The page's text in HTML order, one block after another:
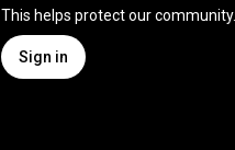
This helps protect our community.
Sign in